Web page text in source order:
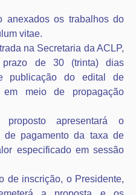
anexados os trabalhos do
vitae.
na Secretaria da ACLP,
prazo de 30 (trinta) dias
publicação do edital de
meio de propagação
apresentará o
de pagamento da taxa de
especificado em sessão
de inscrição, o Presidente,